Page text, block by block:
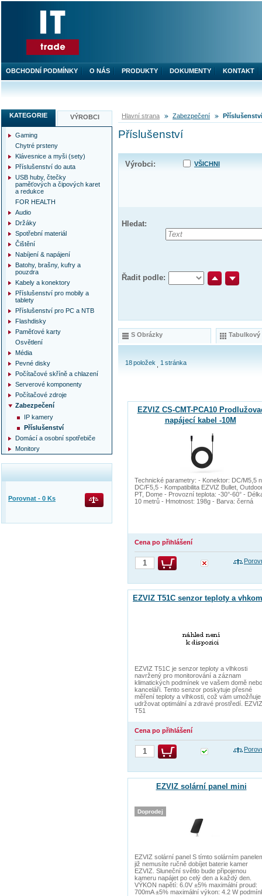
Hlavní strana Zabezpečení Příslušenství
Příslušenství
Výrobci: VŠICHNI
Hledat:
Řadit podle:
S Obrázky Tabulkový
18položek 1 stránka
EZVIZ CS-CMT-PCA10
napájecí kabel -10M
Technické parametry: - Konektor: DC/M5,5
DC/F5,5 - Kompatibilita EZVIZ Bullet,
PT, Dome - Provozní teplota: -30°-60° -
10 metrů - Hmotnost: 198g - Barva: černá
Cena po přihlášení
EZVIZ T51C senzor teploty a
EZVIZ T51C je senzor teploty a vlhkosti
navržený pro monitorování a záznam
klimatických podmínek ve vašem domě nebo
kanceláři. Tento senzor poskytuje přesné
měření teploty a vlhkosti, což vám umožňuje
udržovat optimální a zdravé prostředí. EZVIZ
T51
Cena po přihlášení
EZVIZ solární panel mini
EZVIZ solární panel S tímto solárním
již nemusíte ručně dobíjet baterie kamer
EZVIZ. Sluneční světlo bude připojenou
kameru napájet po celý den a každý den.
VÝKON napětí: 6.0V ±5% maximální proud:
700mA ±5% maximální výkon: 4.2 W
Doprodej
KATEGORIE VÝROBCI
Gaming
Chytré prsteny
Klávesnice a myši (sety)
Příslušenství do auta
USB huby, čtečky
paměťových a čipových karet
a redukce
FOR HEALTH
Audio
Držáky
Spotřební materiál
Čištění
Nabíjení & napájení
Batohy, brašny, kufry a
pouzdra
Kabely a konektory
Příslušenství pro mobily a
tablety
Příslušenství pro PC a NTB
Flashdisky
Paměťové karty
Osvětlení
Média
Pevné disky
Počítačové skříně a chlazení
Serverové komponenty
Počítačové zdroje
Zabezpečení
IP kamery
Příslušenství
Domácí a osobní spotřebiče
Monitory
Porovnat - 0 Ks
OBCHODNÍ PODMÍNKY O NÁS PRODUKTY DOKUMENTY KONTAKT